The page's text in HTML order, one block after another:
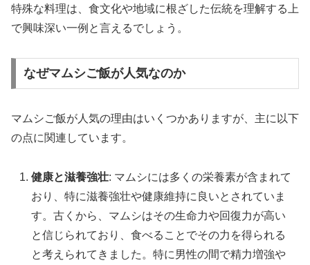
特殊な料理は、食文化や地域に根ざした伝統を理解する上
で興味深い一例と言えるでしょう。
なぜマムシご飯が人気なのか
マムシご飯が人気の理由はいくつかありますが、主に以下
の点に関連しています。
健康と滋養強壮: マムシには多くの栄養素が含まれて
おり、特に滋養強壮や健康維持に良いとされていま
す。古くから、マムシはその生命力や回復力が高い
と信じられており、食べることでその力を得られる
と考えられてきました。特に男性の間で精力増強や